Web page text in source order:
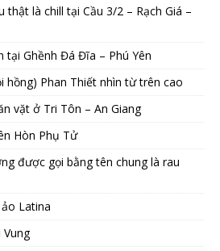
thật là chill tại Cầu 3/2 – Rạch Giá –
tại Ghềnh Đá Đĩa – Phú Yên
hồng) Phan Thiết nhìn từ trên cao
vặt ở Tri Tôn – An Giang
Hòn Phụ Tử
được gọi bằng tên chung là rau
Latina
Vung